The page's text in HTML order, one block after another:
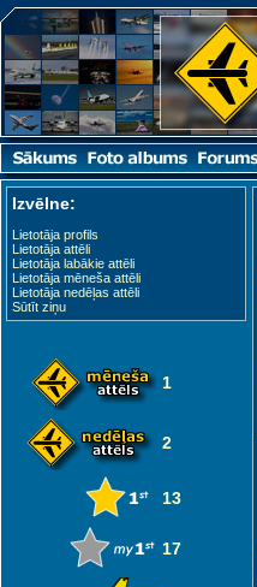
Izvēlne:
Lietotāja profils
Lietotāja attēli
Lietotāja labākie attēli
Lietotāja mēneša attēli
Lietotāja nedēļas attēli
Sūtīt ziņu
1
2
13
17